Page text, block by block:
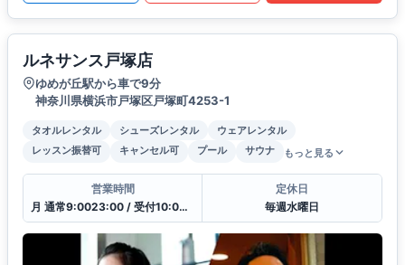
ルネサンス戸塚店
ゆめが丘駅から車で9分
神奈川県横浜市戸塚区戸塚町4253-1
タオルレンタル シューズレンタル
ウェアレンタル
レッスン振替可
キャンセル可 プール サウナ もっと見る
営業時間
月 通常9:0023:00 / 受付10:00〜21:00
定休日
毎週水曜日